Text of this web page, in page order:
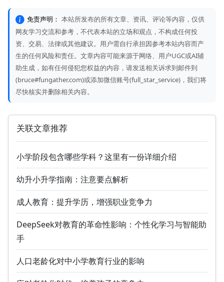
免责声明： 本站所发布的所有文章、资讯、评论等内容，仅供
网友学习交流和参考，不代表本站的立场和观点，不构成任何投
资、交易、法律或其他建议。用户需自行承担因参考本站内容而产
生的任何风险和责任。文章内容可能来源于网络、用户UGC或AI辅
助生成，如有任何侵犯您权益的内容，请发送相关诉求到邮件到
(bruce#fungather.com)或添加微信账号(full_star_service)，我们将
尽快核实并删除相关内容。
关联文章推荐
小学阶段包含哪些学科？这里有一份详细介绍
幼升小升学指南：注意要点解析
成人教育：提升学历，增强职业竞争力
DeepSeek对教育的革命性影响：个性化学习与智能助
手
人口老龄化对中小学教育行业的影响